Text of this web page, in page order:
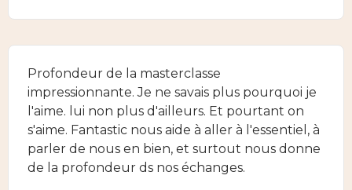
Profondeur de la masterclasse
impressionnante. Je ne savais plus pourquoi je
l'aime. lui non plus d'ailleurs. Et pourtant on
s'aime. Fantastic nous aide à aller à l'essentiel, à
parler de nous en bien, et surtout nous donne
de la profondeur ds nos échanges.